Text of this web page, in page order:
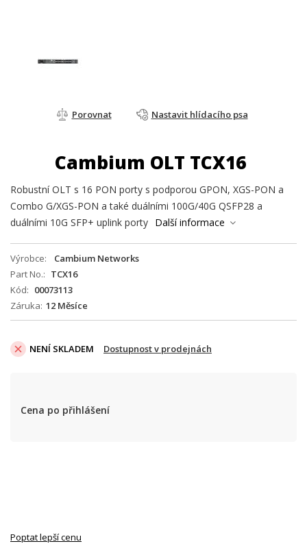
Porovnat Nastavit hlídacího psa
Cambium OLT TCX16
Robustní OLT s 16 PON porty s podporou GPON, XGS-PON a
Combo G/XGS-PON a také duálními 100G/40G QSFP28 a
duálními 10G SFP+ uplink porty Další informace
Výrobce
Cambium Networks
Part No.
TCX16
Kód
00073113
Záruka 12 Měsíce
NENÍ SKLADEM Dostupnost v prodejnách
Cena po přihlášení
Poptat lepší cenu